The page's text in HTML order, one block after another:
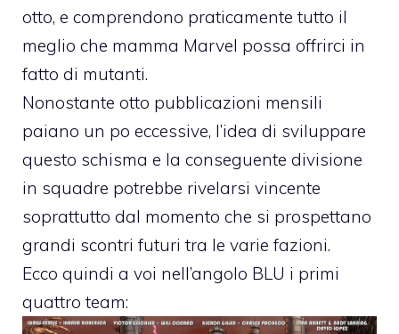
otto, e comprendono praticamente tutto il
meglio che mamma Marvel possa offrirci in
fatto di mutanti.
Nonostante otto pubblicazioni mensili
paiano un po eccessive, l’idea di sviluppare
questo schisma e la conseguente divisione
in squadre potrebbe rivelarsi vincente
soprattutto dal momento che si prospettano
grandi scontri futuri tra le varie fazioni.
Ecco quindi a voi nell’angolo BLU i primi
quattro team: